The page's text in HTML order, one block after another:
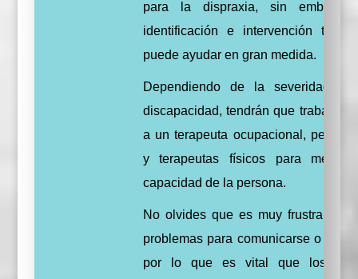
para la dispraxia, sin
identificación e intervención
puede ayudar en gran medida.
Dependiendo de la severidad
discapacidad, tendrán que trabajar
a un terapeuta ocupacional,
y terapeutas físicos para
capacidad de la persona.
No olvides que es muy frustrante
problemas para comunicarse o
por lo que es vital que los